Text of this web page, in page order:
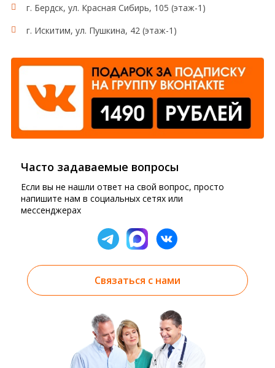
г. Бердск, ул. Красная Сибирь, 105 (этаж-1)
г. Искитим, ул. Пушкина, 42 (этаж-1)
Часто задаваемые вопросы
Если вы не нашли ответ на свой вопрос, просто
напишите нам в социальных сетях или
мессенджерах
Связаться с нами